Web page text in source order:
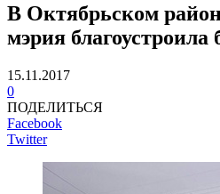
В Октябрьском
мэрия благоустроила
15.11.2017
0
ПОДЕЛИТЬСЯ
Facebook
Twitter